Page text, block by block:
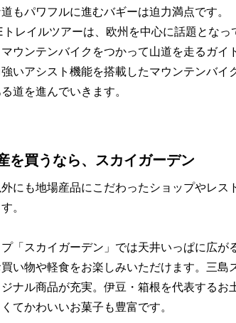
もパワフルに進むバギーは迫力満点です。
トレイルツアーは、欧州を中心に話題となっ
ウンテンバイクをつかって山道を走るガイ
いアシスト機能を搭載したマウンテンバイ
道を進んでいきます。
を買うなら、スカイガーデン
にも地場産品にこだわったショップやレス
。
「スカイガーデン」では天井いっぱに広が
い物や軽食をお楽しみいただけます。三島
ナル商品が充実。伊豆・箱根を代表するお
てかわいいお菓子も豊富です。